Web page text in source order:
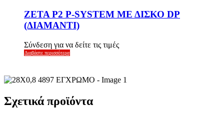
ZETA P2 P-SYSTEM ΜΕ ΔΙΣΚΟ DP
(ΔΙΑΜΑΝΤΙ)
Σύνδεση για να δείτε τις τιμές
Διαβάστε περισσότερα
Σχετικά προϊόντα